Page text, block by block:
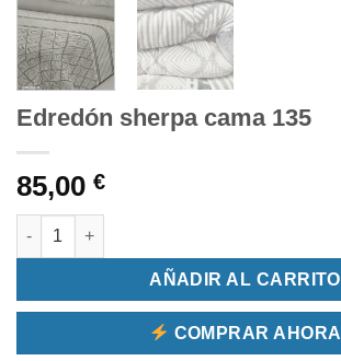
Edredón sherpa cama 135
85,00 €
Edredón sherpa cama 135 cantidad
AÑADIR AL CARRITO
COMPRAR AHORA